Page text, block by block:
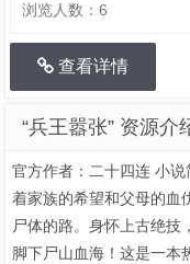
浏览人数： 6
查看详情
“兵王嚣张” 资源介
官方作者：二十四连 小
着家族的希望和父母的血
尸体的路。身怀上古绝技
脚下尸山血海！这是一本